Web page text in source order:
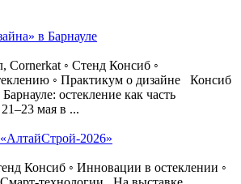
в Барнауле
Cornerkat ◦ Стенд Консиб ◦
◦ Практикум о дизайне Консиб
остекление как часть
мая в ...
2026»
Консиб ◦ Инновации в остеклении ◦